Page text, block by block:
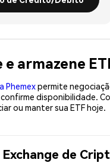
e armazene
Phemexpermite
disponibilidade.
ou manter sua ETF hoje.
de